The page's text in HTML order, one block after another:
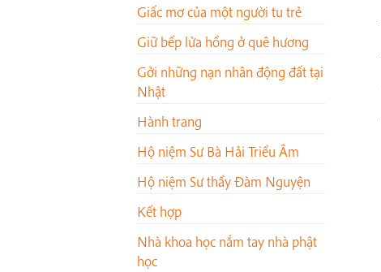
Giấc mơ của một người tu trẻ
Giữ bếp lửa hồng ở quê hương
Gởi những nạn nhân động đất tại
Nhật
Hành trang
Hộ niệm Sư Bà Hải Triều Âm
Hộ niệm Sư thầy Đàm Nguyện
Kết hợp
Nhà khoa học nắm tay nhà phật
học